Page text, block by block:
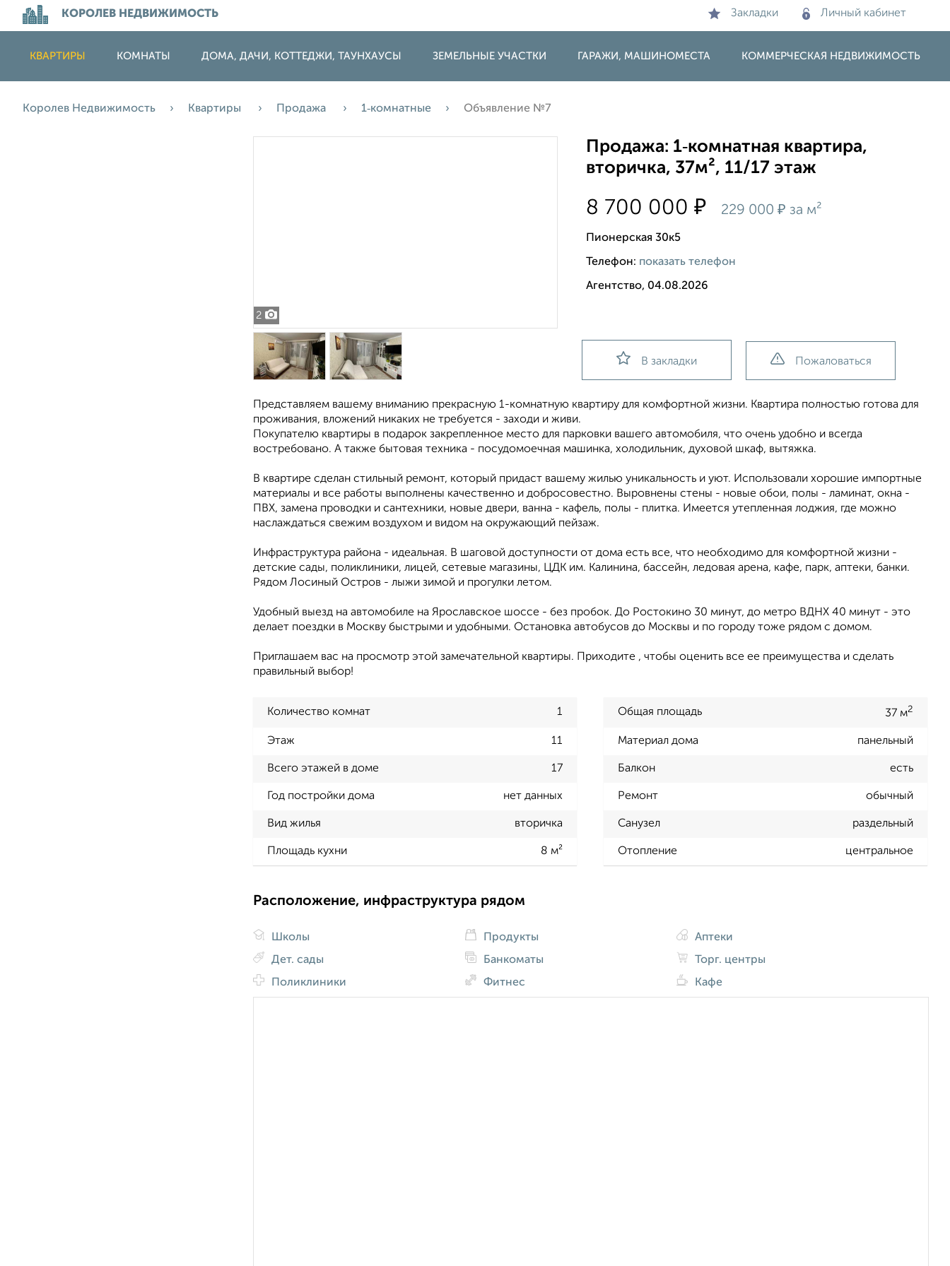
КОРОЛЕВ НЕДВИЖИМОСТЬ Закладки Личный кабинет
КВАРТИРЫ КОМНАТЫ ДОМА, ДАЧИ, КОТТЕДЖИ, ТАУНХАУСЫ ЗЕМЕЛЬНЫЕ УЧАСТКИ ГАРАЖИ, МАШИНОМЕСТА КОММЕРЧЕСКАЯ НЕДВИЖИМОСТЬ
Королев Недвижимость Квартиры Продажа 1‑комнатные Объявление №7
2
Продажа: 1‑комнатная квартира,
вторичка, 37м², 11/17 этаж
8 700 000₽ 229 000₽ за м²
Пионерская 30к5
Телефон: показать телефон
Агентство, 04.08.2026
В закладки Пожаловаться
Представляем вашему вниманию прекрасную 1-комнатную квартиру для комфортной жизни. Квартира полностью готова для
проживания, вложений никаких не требуется - заходи и живи.
Покупателю квартиры в подарок закрепленное место для парковки вашего автомобиля, что очень удобно и всегда
востребовано. А также бытовая техника - посудомоечная машинка, холодильник, духовой шкаф, вытяжка.
В квартире сделан стильный ремонт, который придаст вашему жилью уникальность и уют. Использовали хорошие импортные
материалы и все работы выполнены качественно и добросовестно. Выровнены стены - новые обои, полы - ламинат, окна -
ПВХ, замена проводки и сантехники, новые двери, ванна - кафель, полы - плитка. Имеется утепленная лоджия, где можно
наслаждаться свежим воздухом и видом на окружающий пейзаж.
Инфраструктура района - идеальная. В шаговой доступности от дома есть все, что необходимо для комфортной жизни -
детские сады, поликлиники, лицей, сетевые магазины, ЦДК им. Калинина, бассейн, ледовая арена, кафе, парк, аптеки, банки.
Рядом Лосиный Остров - лыжи зимой и прогулки летом.
Удобный выезд на автомобиле на Ярославское шоссе - без пробок. До Ростокино 30 минут, до метро ВДНХ 40 минут - это
делает поездки в Москву быстрыми и удобными. Остановка автобусов до Москвы и по городу тоже рядом с домом.
Приглашаем вас на просмотр этой замечательной квартиры. Приходите , чтобы оценить все ее преимущества и сделать
правильный выбор!
Количество комнат 1 Общая площадь 37 м2
Этаж 11 Материал дома панельный
Всего этажей в доме 17 Балкон есть
Год постройки дома нет данных Ремонт обычный
Вид жилья вторичка Санузел раздельный
Площадь кухни 8 м² Отопление центральное
Расположение, инфраструктура рядом
Школы
Дет. сады
Поликлиники
Продукты
Банкоматы
Фитнес
Аптеки
Торг. центры
Кафе